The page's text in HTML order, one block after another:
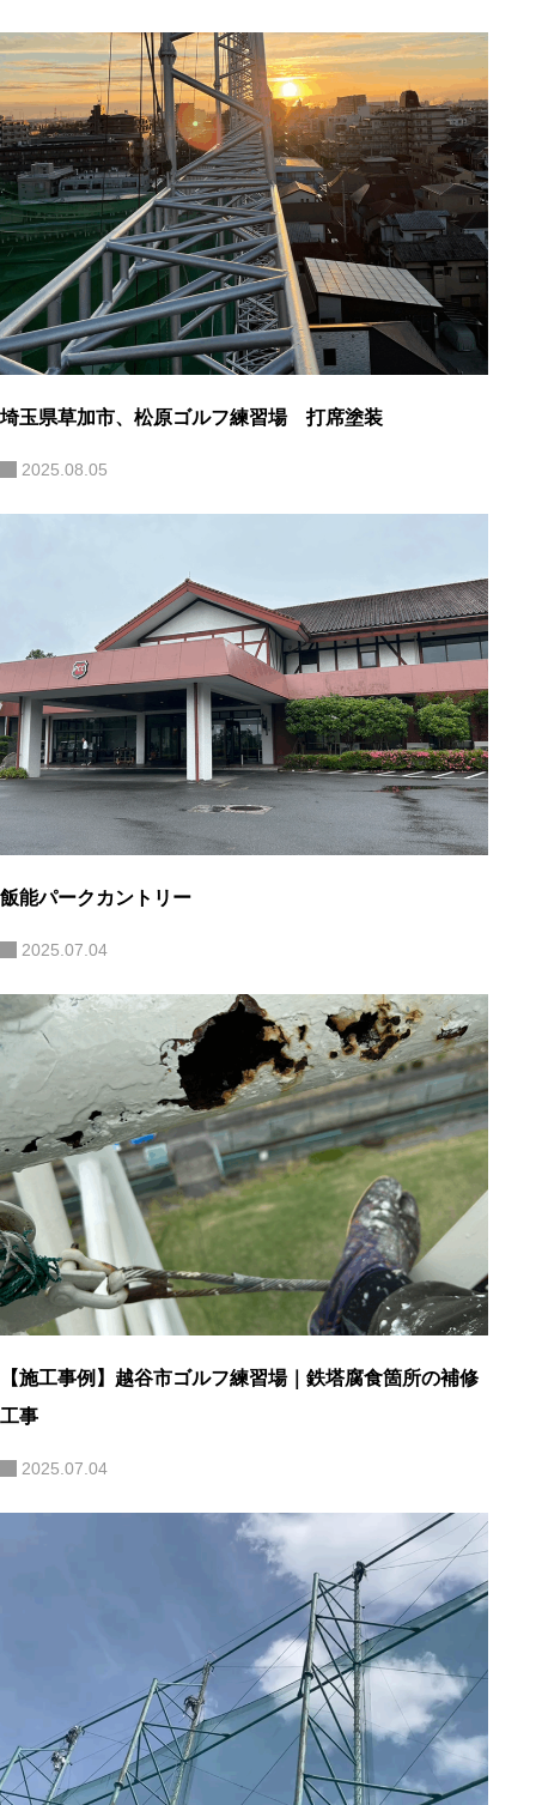
埼玉県草加市、松原ゴルフ練習場 打席塗装
2025.08.05
飯能パークカントリー
2025.07.04
【施工事例】越谷市ゴルフ練習場｜鉄塔腐食箇所の補修
工事
2025.07.04